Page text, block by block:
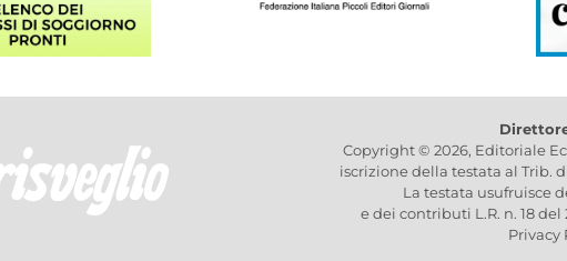
Copyright © 2026, Editoriale
iscrizione della testata al Trib.
La testata usufruisce
e dei contributi L.R. n. 18
Privacy